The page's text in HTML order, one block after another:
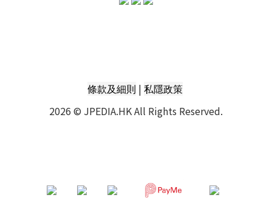
條款及細則 | 私隱政策
2026 © JPEDIA.HK All Rights Reserved.